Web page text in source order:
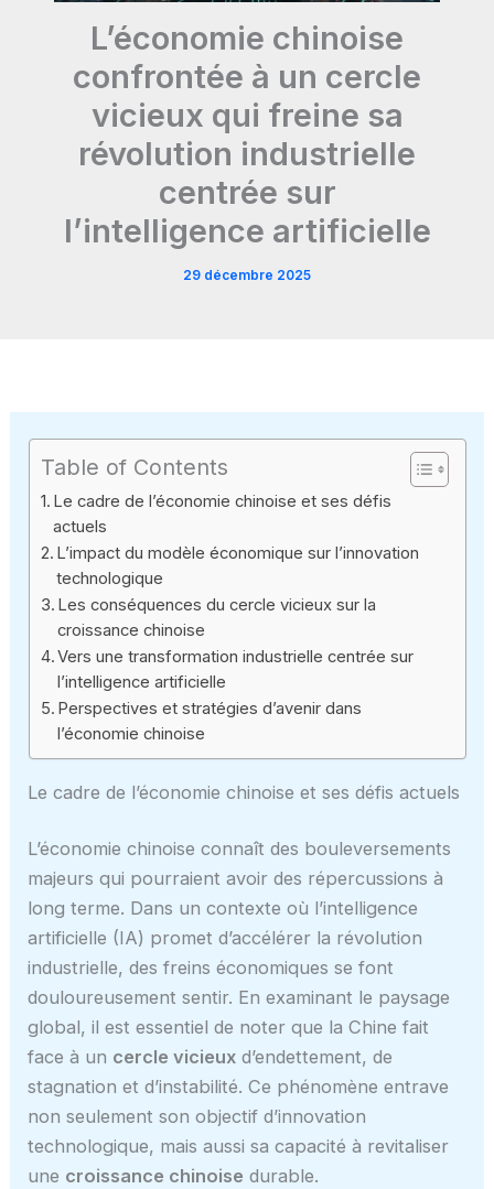
L’économie chinoise
confrontée à un cercle
vicieux qui freine sa
révolution industrielle
centrée sur
l’intelligence artificielle
29 décembre 2025
Table of Contents
Le cadre de l’économie chinoise et ses défis
actuels
L’impact du modèle économique sur l’innovation
technologique
Les conséquences du cercle vicieux sur la
croissance chinoise
Vers une transformation industrielle centrée sur
l’intelligence artificielle
Perspectives et stratégies d’avenir dans
l’économie chinoise
Le cadre de l’économie chinoise et ses défis actuels
L’économie chinoise connaît des bouleversements
majeurs qui pourraient avoir des répercussions à
long terme. Dans un contexte où l’intelligence
artificielle (IA) promet d’accélérer la révolution
industrielle, des freins économiques se font
douloureusement sentir. En examinant le paysage
global, il est essentiel de noter que la Chine fait
face à un cercle vicieux d’endettement, de
stagnation et d’instabilité. Ce phénomène entrave
non seulement son objectif d’innovation
technologique, mais aussi sa capacité à revitaliser
une croissance chinoise durable.